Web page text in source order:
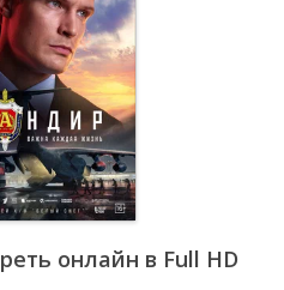
онлайн в Full HD